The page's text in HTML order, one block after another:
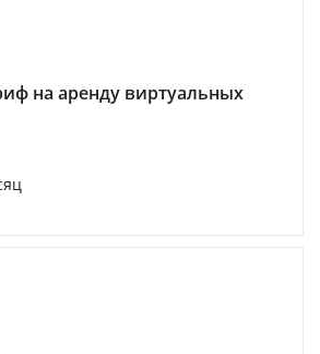
на аренду виртуальных